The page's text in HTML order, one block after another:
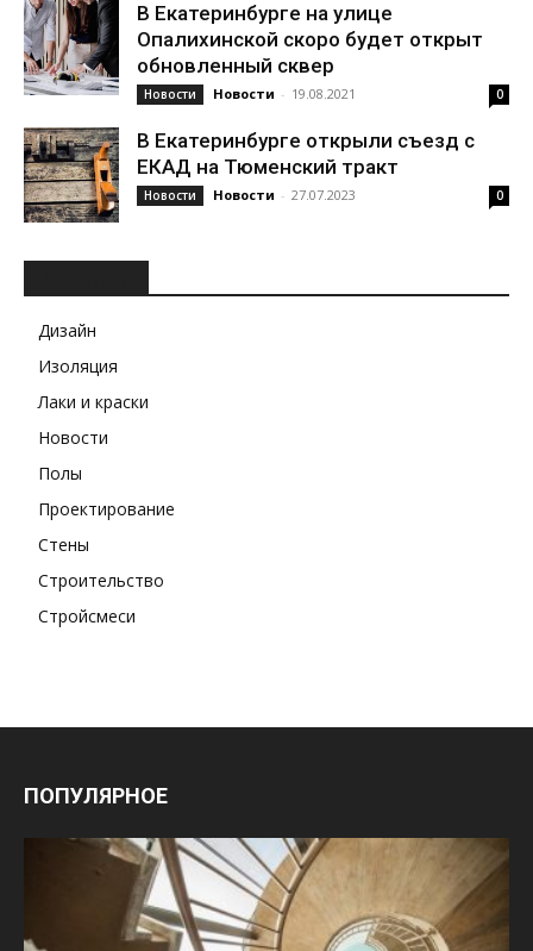
В Екатеринбурге на улице
Опалихинской скоро будет открыт
обновленный сквер
Новости Новости - 19.08.2021 0
В Екатеринбурге открыли съезд с
ЕКАД на Тюменский тракт
Новости Новости - 27.07.2023 0
Дизайн
Изоляция
Лаки и краски
Новости
Полы
Проектирование
Стены
Строительство
Стройсмеси
ПОПУЛЯРНОЕ